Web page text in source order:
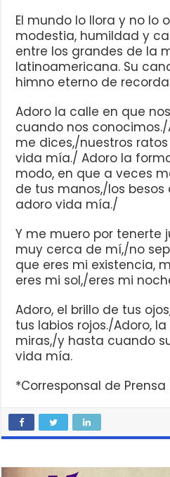
El mundo lo llora y no lo
modestia, humildad y
entre los grandes de la
latinoamericana. Su
himno eterno de
Adoro la calle en que
cuando nos
me dices,/nuestros
vida mía./ Adoro la
modo, en que a veces
de tus manos,/los
adoro vida mía./
Y me muero por tenerte
muy cerca de mí,/no
que eres mi existencia,
eres mi sol,/eres mi
Adoro, el brillo de tus
tus labios rojos./Adoro,
miras,/y hasta cuando
vida mía.
*Corresponsal de Prensa